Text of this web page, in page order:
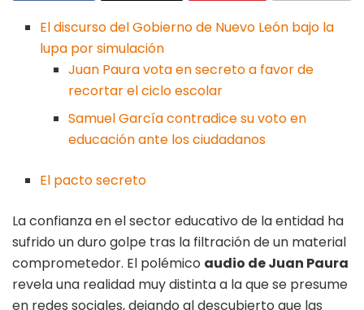
El discurso del Gobierno de Nuevo León bajo la
lupa por simulación
Juan Paura vota en secreto a favor de
recortar el ciclo escolar
Samuel García contradice su voto en
educación ante los ciudadanos
El pacto secreto
La confianza en el sector educativo de la entidad ha
sufrido un duro golpe tras la filtración de un material
comprometedor. El polémico audio de Juan Paura
revela una realidad muy distinta a la que se presume
en redes sociales, dejando al descubierto que las